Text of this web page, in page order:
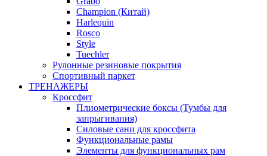
Champion (Китай)
Harlequin
Rosco
Style
Tuechler
Рулонные резиновые покрытия
Спортивный паркет
ТРЕНАЖЕРЫ
Кроссфит
Плиометрические боксы (Тумбы для
запрыгивания)
Силовые сани для кроссфита
Функциональные рамы
Элементы для функциональных рам